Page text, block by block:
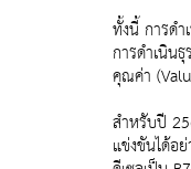
ทั้งนี้ การด
การดำเนิน
คุณค่า
สำหรับปี
แข่งขันได้อ